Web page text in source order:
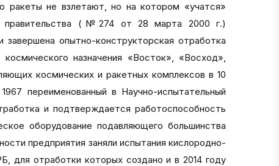
ракеты не взлетают, но на котором «учатся»
правительства (№274 от 28 марта 2000 г.)
опытно-конструкторская отработка
назначения «Восток», «Восход»,
космических и ракетных комплексов в 10
переименованный в Научно-испытательный
и подтверждается работоспособность
оборудование подавляющего большинства
предприятия заняли испытания кислородно-
для отработки которых создано и в 2014 году